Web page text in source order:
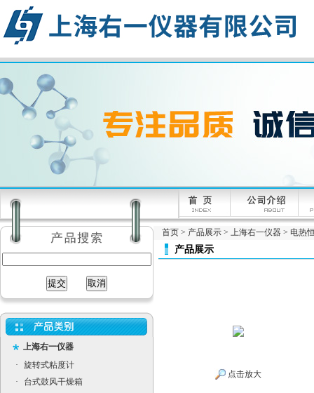
上海右一仪器
·
旋转式粘度计
·
台式鼓风干燥箱
首页 > 产品展示 > 上海右一仪器 > 电热
产品展示
点击放大